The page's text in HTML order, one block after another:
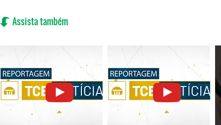
Assista também